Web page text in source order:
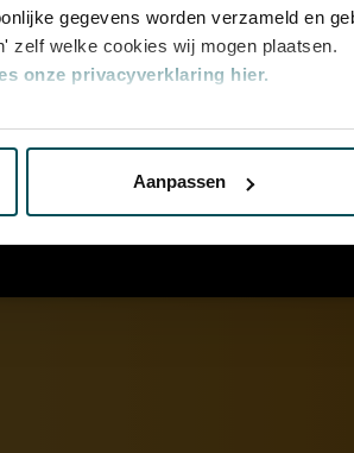
gegevens worden verzameld en
zelf welke cookies wij mogen plaatsen.
onze privacyverklaring hier.
kunt u uw toestemming op elk
gegevens kunnen ontvangen en
Aanpassen